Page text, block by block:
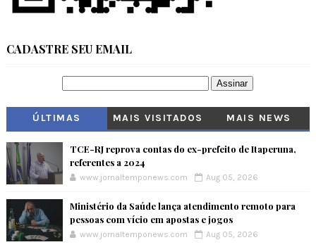
CADASTRE SEU EMAIL
ÚLTIMAS MAIS VISITADOS MAIS NEWS
TCE-RJ reprova contas do ex-prefeito de Itaperuna,
referentes a 2024
www.jornaltemponews.com Aug 05, 2026
Ministério da Saúde lança atendimento remoto para
pessoas com vício em apostas e jogos
www.jornaltemponews.com Aug 05, 2026